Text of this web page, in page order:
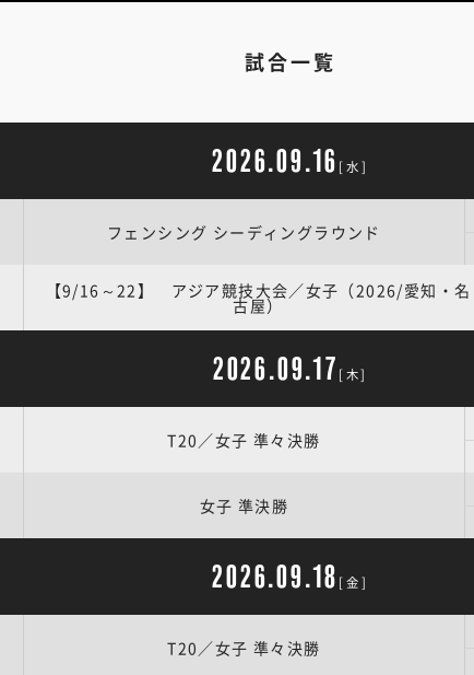
試合一覧
2026.09.16 [水]
フェンシング シーディングラウンド
【9/16～22】 アジア競技大会／女子（2026/愛知・名
古屋）
2026.09.17 [木]
T20／女子 準々決勝
女子 準決勝
2026.09.18 [金]
T20／女子 準々決勝